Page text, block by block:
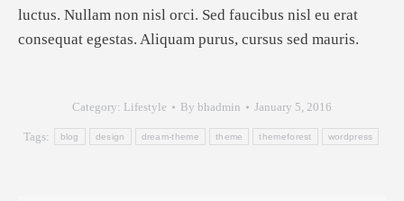
luctus. Nullam non nisl orci. Sed faucibus nisl eu erat
consequat egestas. Aliquam purus, cursus sed mauris.
Category: Lifestyle By bhadmin January 5, 2016
Tags: blog design dream-theme theme themeforest wordpress